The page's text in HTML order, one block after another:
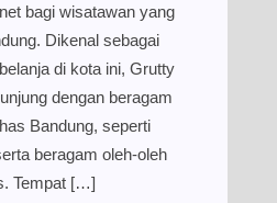
bagi wisatawan yang
Dikenal sebagai
di kota ini, Grutty
dengan beragam
Bandung, seperti
beragam oleh-oleh
Tempat […]